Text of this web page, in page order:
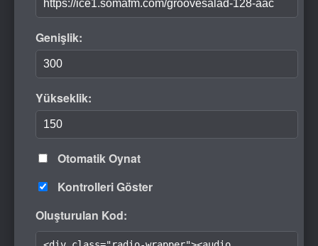
Genişlik:
Yükseklik:
Otomatik Oynat
Kontrolleri Göster
Oluşturulan Kod: